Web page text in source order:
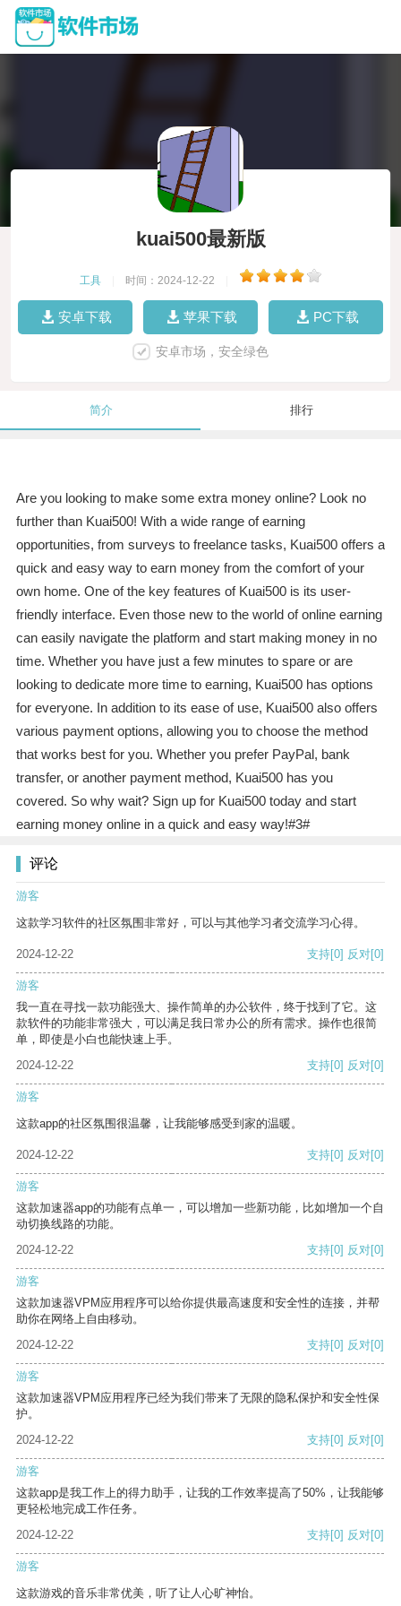
kuai500最新版
工具 时间：2024-12-22
安卓下载 苹果下载 PC下载
安卓市场，安全绿色
简介 排行
Are you looking to make some extra money online? Look no
further than Kuai500! With a wide range of earning
opportunities, from surveys to freelance tasks, Kuai500 offers a
quick and easy way to earn money from the comfort of your
own home. One of the key features of Kuai500 is its user-
friendly interface. Even those new to the world of online earning
can easily navigate the platform and start making money in no
time. Whether you have just a few minutes to spare or are
looking to dedicate more time to earning, Kuai500 has options
for everyone. In addition to its ease of use, Kuai500 also offers
various payment options, allowing you to choose the method
that works best for you. Whether you prefer PayPal, bank
transfer, or another payment method, Kuai500 has you
covered. So why wait? Sign up for Kuai500 today and start
earning money online in a quick and easy way!#3#
评论
游客
这款学习软件的社区氛围非常好，可以与其他学习者交流学习心得。
2024-12-22 支持[0] 反对[0]
游客
我一直在寻找一款功能强大、操作简单的办公软件，终于找到了它。这
款软件的功能非常强大，可以满足我日常办公的所有需求。操作也很简
单，即使是小白也能快速上手。
2024-12-22
支持[0] 反对[0]
游客
这款app的社区氛围很温馨，让我能够感受到家的温暖。
2024-12-22 支持[0] 反对[0]
游客
这款加速器app的功能有点单一，可以增加一些新功能，比如增加一个自
动切换线路的功能。
2024-12-22
支持[0] 反对[0]
游客
这款加速器VPM应用程序可以给你提供最高速度和安全性的连接，并帮
助你在网络上自由移动。
2024-12-22
支持[0] 反对[0]
游客
这款加速器VPM应用程序已经为我们带来了无限的隐私保护和安全性保
护。
2024-12-22
支持[0] 反对[0]
游客
这款app是我工作上的得力助手，让我的工作效率提高了50%，让我能够
更轻松地完成工作任务。
2024-12-22
支持[0] 反对[0]
游客
这款游戏的音乐非常优美，听了让人心旷神怡。